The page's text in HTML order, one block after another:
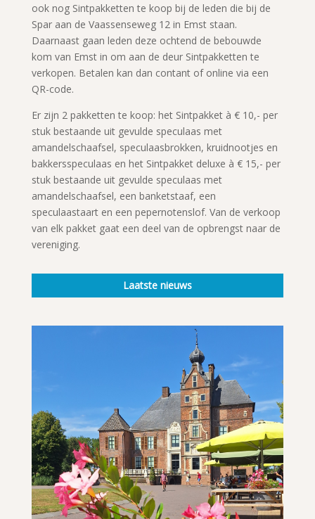
ook nog Sintpakketten te koop bij de leden die bij de
Spar aan de Vaassenseweg 12 in Emst staan.
Daarnaast gaan leden deze ochtend de bebouwde
kom van Emst in om aan de deur Sintpakketten te
verkopen. Betalen kan dan contant of online via een
QR-code.
Er zijn 2 pakketten te koop: het Sintpakket à € 10,- per
stuk bestaande uit gevulde speculaas met
amandelschaafsel, speculaasbrokken, kruidnootjes en
bakkersspeculaas en het Sintpakket deluxe à € 15,- per
stuk bestaande uit gevulde speculaas met
amandelschaafsel, een banketstaaf, een
speculaastaart en een pepernotenslof. Van de verkoop
van elk pakket gaat een deel van de opbrengst naar de
vereniging.
Laatste nieuws